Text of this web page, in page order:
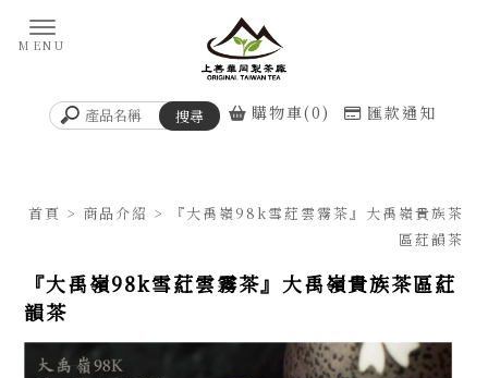
購物車(0) 匯款通知
首頁 > 商品介紹 > 『大禹嶺98k雪葒雲霧茶』大禹嶺貴族茶
區葒韻茶
『大禹嶺98k雪葒雲霧茶』大禹嶺貴族茶區葒
韻茶